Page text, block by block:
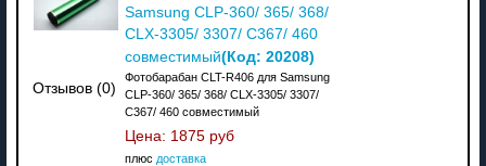
Отзывов (0)
Samsung CLP-360/ 365/ 368/
CLX-3305/ 3307/ C367/ 460
совместимый(Код: 20208)
Фотобарабан CLT-R406 для Samsung
CLP-360/ 365/ 368/ CLX-3305/ 3307/
C367/ 460 совместимый
Цена: 1875 руб
плюс доставка